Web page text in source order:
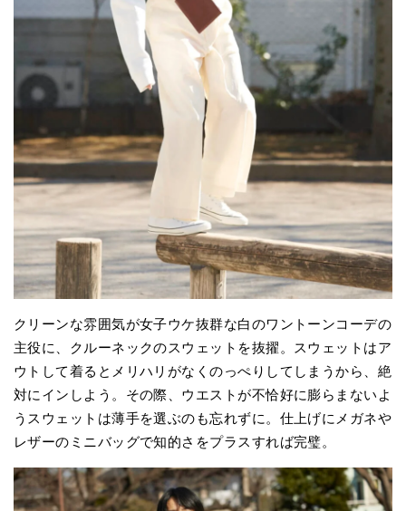
クリーンな雰囲気が女子ウケ抜群な白のワントーンコーデの
主役に、クルーネックのスウェットを抜擢。スウェットはア
ウトして着るとメリハリがなくのっぺりしてしまうから、絶
対にインしよう。その際、ウエストが不恰好に膨らまないよ
うスウェットは薄手を選ぶのも忘れずに。仕上げにメガネや
レザーのミニバッグで知的さをプラスすれば完璧。